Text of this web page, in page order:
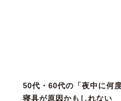
50代・60代の「夜中に何
寝具が原因かもしれない